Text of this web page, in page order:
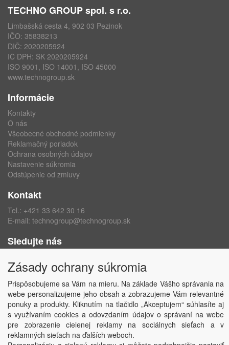
TECHNO GROUP spol. s r.o.
Limbašská cesta 4, 902 03 Pezinok
IČO: 35838213
DIČ: 2020205924
IČ DPH: SK 2020205924
ISO 9001, ISO 14001, ISO 45000
www.technogroup.sk
Informácie
Kontakty
O nás
Všeobecné obchodné podmienky
Reklamačný poriadok
Ochrana osobných údajov
Nastavenie súkromia
Odstúpenie od zmluvy
Kontakt
Tel.: +421 33 642 30 16
E-mail: technogroup@technogroup.sk
Sledujte nás
Instagram
Copyright © TECHNO GROUP spol. s r.o.2026
Powered by
ABRA
Zásady ochrany súkromia
Prispôsobujeme sa Vám na mieru. Na základe Vášho správania na
webe personalizujeme jeho obsah a zobrazujeme Vám relevantné
ponuky a produkty. Kliknutím na tlačidlo „Akceptujem“ súhlasíte aj
s využívaním cookies a odovzdaním údajov o správaní na webe
pre zobrazenie cielenej reklamy na sociálnych sieťach a v
reklamných sieťach na ďalších weboch.